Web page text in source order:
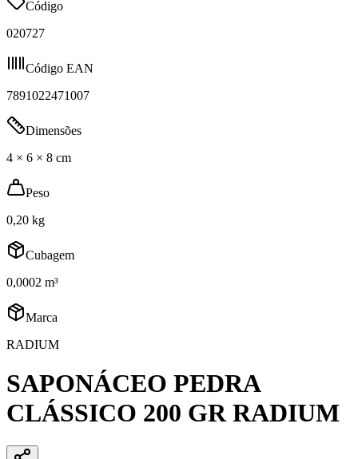
Código
020727
Código EAN
7891022471007
Dimensões
4 × 6 × 8 cm
Peso
0,20 kg
Cubagem
0,0002 m³
Marca
RADIUM
SAPONÁCEO PEDRA
CLÁSSICO 200 GR RADIUM